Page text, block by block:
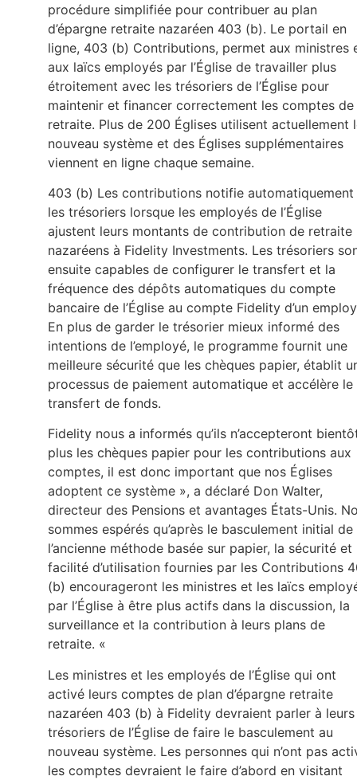
procédure simplifiée pour contribuer au plan
d’épargne retraite nazaréen 403 (b). Le portail en
ligne, 403 (b) Contributions, permet aux ministres
aux laïcs employés par l’Église de travailler plus
étroitement avec les trésoriers de l’Église pour
maintenir et financer correctement les comptes de
retraite. Plus de 200 Églises utilisent actuellement
nouveau système et des Églises supplémentaires
viennent en ligne chaque semaine.
403 (b) Les contributions notifie automatiquement
les trésoriers lorsque les employés de l’Église
ajustent leurs montants de contribution de retraite
nazaréens à Fidelity Investments. Les trésoriers
ensuite capables de configurer le transfert et la
fréquence des dépôts automatiques du compte
bancaire de l’Église au compte Fidelity d’un
En plus de garder le trésorier mieux informé des
intentions de l’employé, le programme fournit une
meilleure sécurité que les chèques papier, établit
processus de paiement automatique et accélère le
transfert de fonds.
Fidelity nous a informés qu’ils n’accepteront
plus les chèques papier pour les contributions aux
comptes, il est donc important que nos Églises
adoptent ce système », a déclaré Don Walter,
directeur des Pensions et avantages États-Unis.
sommes espérés qu’après le basculement initial de
l’ancienne méthode basée sur papier, la sécurité et
facilité d’utilisation fournies par les Contributions
(b) encourageront les ministres et les laïcs
par l’Église à être plus actifs dans la discussion, la
surveillance et la contribution à leurs plans de
retraite. «
Les ministres et les employés de l’Église qui ont
activé leurs comptes de plan d’épargne retraite
nazaréen 403 (b) à Fidelity devraient parler à leurs
trésoriers de l’Église de faire le basculement au
nouveau système. Les personnes qui n’ont pas
les comptes devraient le faire d’abord en visitant